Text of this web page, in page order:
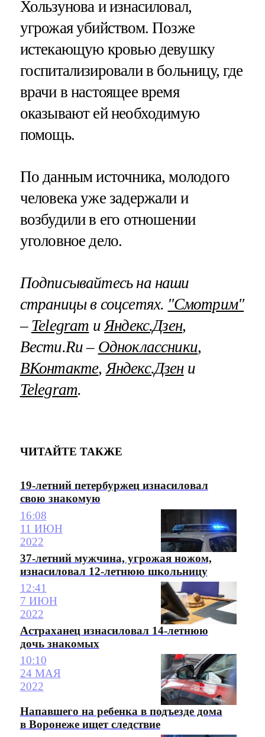
Хользунова и изнасиловал,
угрожая убийством. Позже
истекающую кровью девушку
госпитализировали в больницу, где
врачи в настоящее время
оказывают ей необходимую
помощь.
По данным источника, молодого
человека уже задержали и
возбудили в его отношении
уголовное дело.
Подписывайтесь на наши
страницы в соцсетях. "Смотрим"
– Telegram иЯндекс.Дзен,
Вести.Ru – Одноклассники,
ВКонтакте,Яндекс.Дзени
Telegram.
ЧИТАЙТЕ ТАКЖЕ
19-летний петербуржец изнасиловал
свою знакомую
16:08
11 ИЮН
2022
37-летний мужчина, угрожая ножом,
изнасиловал 12-летнюю школьницу
12:41
7 ИЮН
2022
Астраханец изнасиловал 14-летнюю
дочь знакомых
10:10
24 МАЯ
2022
Напавшего на ребенка в подъезде дома
в Воронеже ищет следствие